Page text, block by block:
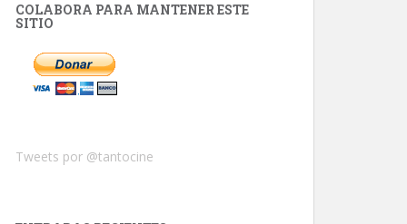
COLABORA PARA MANTENER ESTE
SITIO
Tweets por @tantocine